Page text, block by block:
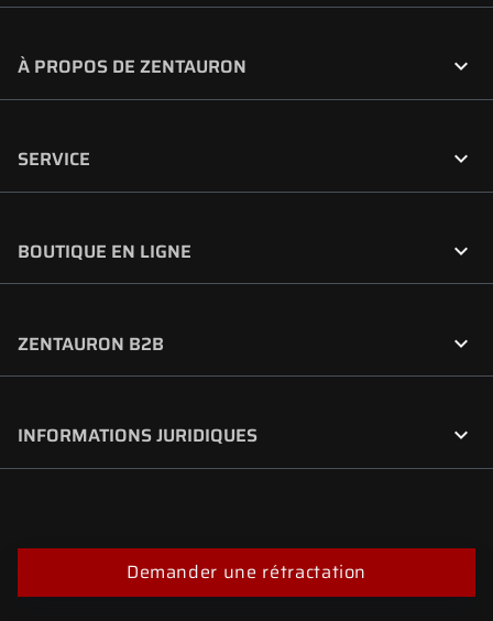
À PROPOS DE ZENTAURON 
SERVICE 
BOUTIQUE EN LIGNE 
ZENTAURON B2B 
INFORMATIONS JURIDIQUES 
Demander une rétractation